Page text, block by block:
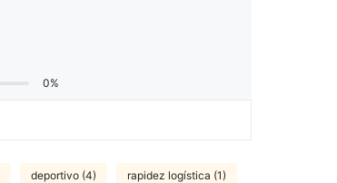
0%
deportivo (4) rapidez logística (1)